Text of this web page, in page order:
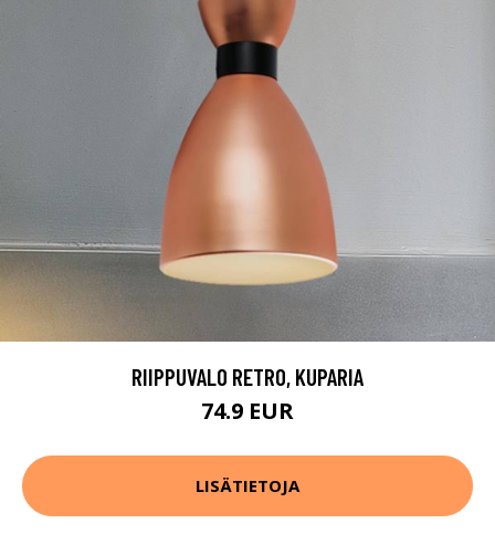
RIIPPUVALO RETRO, KUPARIA
74.9 EUR
LISÄTIETOJA